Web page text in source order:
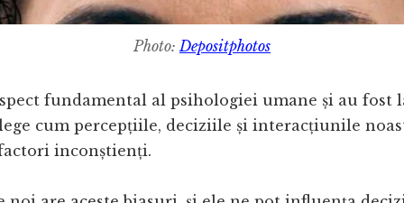
Photo:Depositphotos
fundamental al psihologiei umane și au fost
cum percepțiile, deciziile și interacțiunile
inconștienți.